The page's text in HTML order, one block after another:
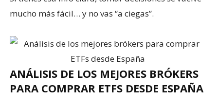
mucho más fácil… y no vas “a ciegas”.
ANÁLISIS DE LOS MEJORES BRÓKERS
PARA COMPRAR ETFS DESDE ESPAÑA